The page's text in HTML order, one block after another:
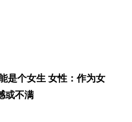
是个女生 女性：作为女
或不满